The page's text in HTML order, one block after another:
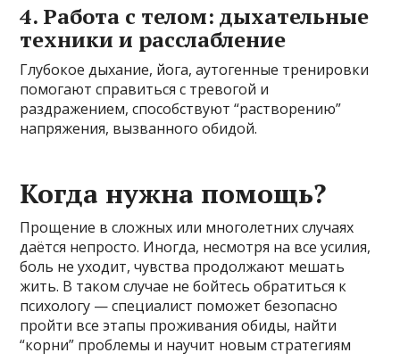
4. Работа с телом: дыхательные
техники и расслабление
Глубокое дыхание, йога, аутогенные тренировки
помогают справиться с тревогой и
раздражением, способствуют “растворению”
напряжения, вызванного обидой.
Когда нужна помощь?
Прощение в сложных или многолетних случаях
даётся непросто. Иногда, несмотря на все усилия,
боль не уходит, чувства продолжают мешать
жить. В таком случае не бойтесь обратиться к
психологу — специалист поможет безопасно
пройти все этапы проживания обиды, найти
“корни” проблемы и научит новым стратегиям